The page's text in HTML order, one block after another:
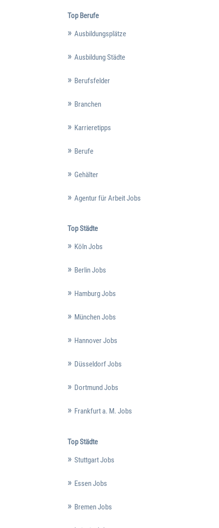
Top Berufe
Ausbildungsplätze
Ausbildung Städte
Berufsfelder
Branchen
Karrieretipps
Berufe
Gehälter
Agentur für Arbeit Jobs
Top Städte
Köln Jobs
Berlin Jobs
Hamburg Jobs
München Jobs
Hannover Jobs
Düsseldorf Jobs
Dortmund Jobs
Frankfurt a. M. Jobs
Top Städte
Stuttgart Jobs
Essen Jobs
Bremen Jobs